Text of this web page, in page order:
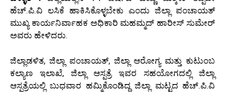
ಹೆಚ್.ಪಿ.ವಿ ಲಸಿಕೆ ಹಾಕಿಸಿಕೊಳ್ಳಬೇಕು ಎಂದು ಜಿಲ್ಲಾ ಪಂಚಾಯತ್
ಮುಖ್ಯ ಕಾರ್ಯನಿರ್ವಾಹಕ ಅಧಿಕಾರಿ ಮಹಮ್ಮದ್ ಹಾರೀಸ್ ಸುಮೇರ್
ಅವರು ಹೇಳಿದರು.
ಜಿಲ್ಲಾಡಳಿತ, ಜಿಲ್ಲಾ ಪಂಚಾಯತ್, ಜಿಲ್ಲಾ ಆರೋಗ್ಯ ಮತ್ತು ಕುಟುಂಬ
ಕಲ್ಯಾಣ ಇಲಾಖೆ, ಜಿಲ್ಲಾ ಆಸ್ಪತ್ರೆ ಇವರ ಸಹಯೋಗದಲ್ಲಿ ಜಿಲ್ಲಾ
ಆಸ್ಪತ್ರೆಯಲ್ಲಿ ಬುಧವಾರ ಹಮ್ಮಿಕೊಂಡಿದ್ದ ಜಿಲ್ಲಾ ಮಟ್ಟದ ಹೆಚ್.ಪಿ.ವಿ